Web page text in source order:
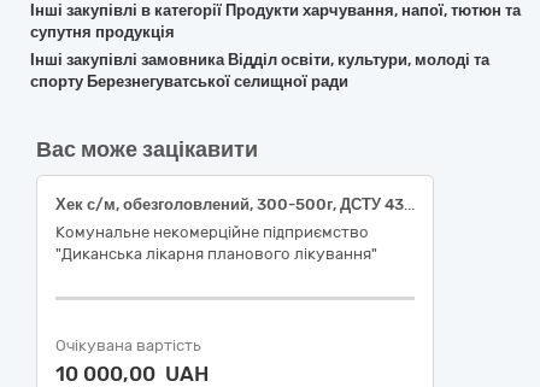
Інші закупівлі в категорії Продукти харчування, напої, тютюн та
супутня продукція
Інші закупівлі замовника Відділ освіти, культури, молоді та
спорту Березнегуватської селищної ради
Вас може зацікавити
Хек с/м, обезголовлений, 300-500г, ДСТУ 4378
Комунальне некомерційне підприємство
"Диканська лікарня планового лікування"
Очікувана вартість
10 000,00 UAH